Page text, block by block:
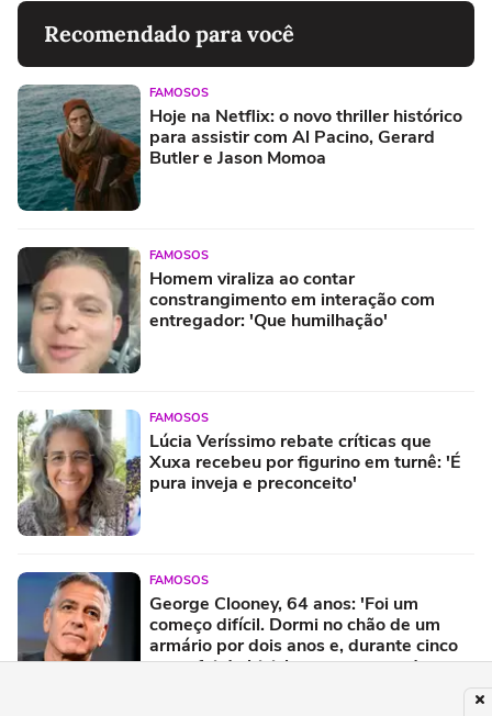
Recomendado para você
FAMOSOS
Hoje na Netflix: o novo thriller histórico
para assistir com Al Pacino, Gerard
Butler e Jason Momoa
FAMOSOS
Homem viraliza ao contar
constrangimento em interação com
entregador: 'Que humilhação'
FAMOSOS
Lúcia Veríssimo rebate críticas que
Xuxa recebeu por figurino em turnê: 'É
pura inveja e preconceito'
FAMOSOS
George Clooney, 64 anos: 'Foi um
começo difícil. Dormi no chão de um
armário por dois anos e, durante cinco
anos, fui de bicicleta aos testes de